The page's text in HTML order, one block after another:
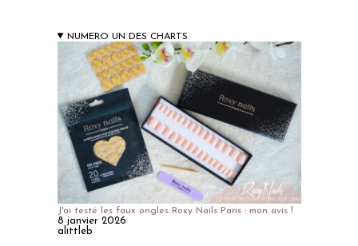
NUMERO UN DES CHARTS
J'ai testé les faux ongles Roxy Nails Paris : mon avis !
8 janvier 2026
alittleb